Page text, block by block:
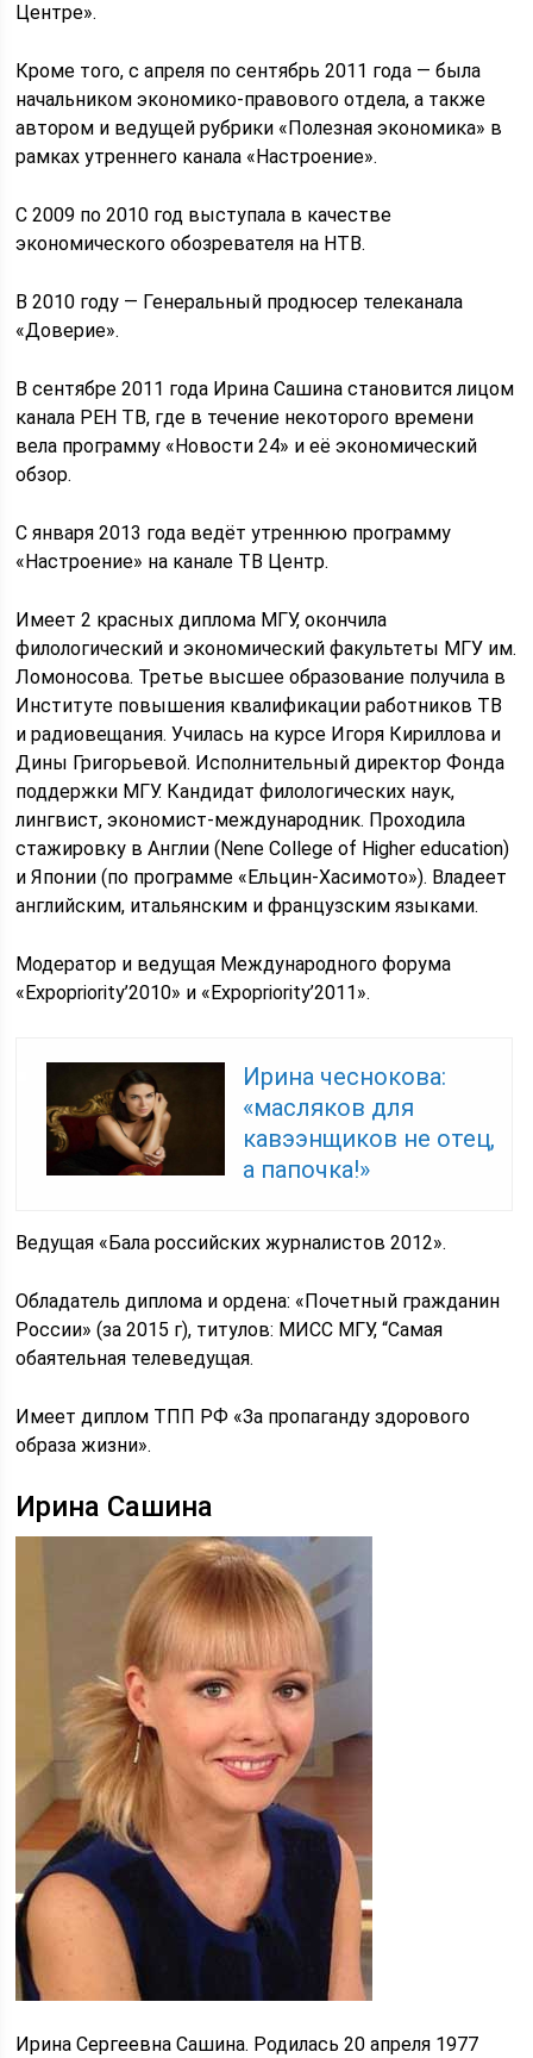
Центре».
Кроме того, с апреля по сентябрь 2011 года — была
начальником экономико-правового отдела, а также
автором и ведущей рубрики «Полезная экономика» в
рамках утреннего канала «Настроение».
С 2009 по 2010 год выступала в качестве
экономического обозревателя на НТВ.
В 2010 году — Генеральный продюсер телеканала
«Доверие».
В сентябре 2011 года Ирина Сашина становится лицом
канала РЕН ТВ, где в течение некоторого времени
вела программу «Новости 24» и её экономический
обзор.
С января 2013 года ведёт утреннюю программу
«Настроение» на канале ТВ Центр.
Имеет 2 красных диплома МГУ, окончила
филологический и экономический факультеты МГУ им.
Ломоносова. Третье высшее образование получила в
Институте повышения квалификации работников ТВ
и радиовещания. Училась на курсе Игоря Кириллова и
Дины Григорьевой. Исполнительный директор Фонда
поддержки МГУ. Кандидат филологических наук,
лингвист, экономист-международник. Проходила
стажировку в Англии (Nene College of Higher education)
и Японии (по программе «Ельцин-Хасимото»). Владеет
английским, итальянским и французским языками.
Модератор и ведущая Международного форума
«Expopriority’2010» и «Expopriority’2011».
Ирина чеснокова:
«масляков для
кавээнщиков не отец,
а папочка!»
Ведущая «Бала российских журналистов 2012».
Обладатель диплома и ордена: «Почетный гражданин
России» (за 2015 г), титулов: МИСС МГУ, “Самая
обаятельная телеведущая.
Имеет диплом ТПП РФ «За пропаганду здорового
образа жизни».
Ирина Сашина
Ирина Сергеевна Сашина. Родилась 20 апреля 1977